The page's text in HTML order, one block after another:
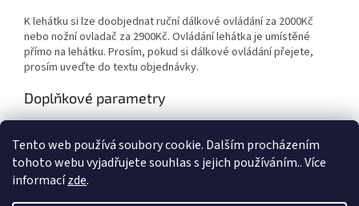
Tento web používá soubory cookie. Dalším procházením
tohoto webu vyjadřujete souhlas s jejich používáním.. Více
informacízde.
K lehátku si lze doobjednat ruční dálkové ovládání za 2000Kč
nebo nožní ovladač za 2900Kč. Ovládání lehátka je umístěné
přímo na lehátku. Prosím, pokud si dálkové ovládání přejete,
prosím uveďte do textu objednávky.
Doplňkové parametry
Hmotnost
80 kg